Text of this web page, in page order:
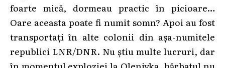
foarte mică, dormeau practic în picioare…
Oare aceasta poate fi numit somn? Apoi au fost
transportați în alte colonii din așa-numitele
republici LNR/DNR. Nu știu multe lucruri, dar
în momentul exploziei la Olenivka, bărbatul nu